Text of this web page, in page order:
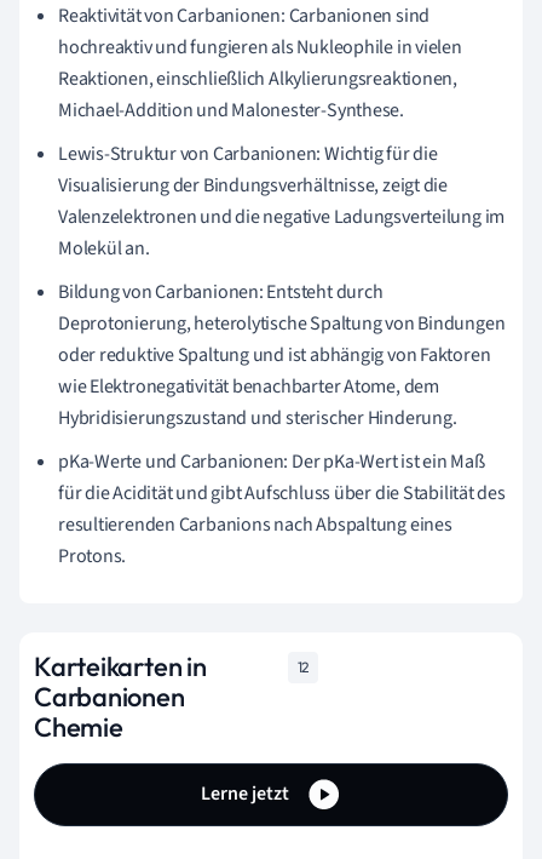
Reaktivität von Carbanionen: Carbanionen sind
hochreaktiv und fungieren als Nukleophile in vielen
Reaktionen, einschließlich Alkylierungsreaktionen,
Michael-Addition und Malonester-Synthese.
Lewis-Struktur von Carbanionen: Wichtig für die
Visualisierung der Bindungsverhältnisse, zeigt die
Valenzelektronen und die negative Ladungsverteilung im
Molekül an.
Bildung von Carbanionen: Entsteht durch
Deprotonierung, heterolytische Spaltung von Bindungen
oder reduktive Spaltung und ist abhängig von Faktoren
wie Elektronegativität benachbarter Atome, dem
Hybridisierungszustand und sterischer Hinderung.
pKa-Werte und Carbanionen: Der pKa-Wert ist ein Maß
für die Acidität und gibt Aufschluss über die Stabilität des
resultierenden Carbanions nach Abspaltung eines
Protons.
Karteikarten in
Carbanionen
Chemie
12
Lerne jetzt